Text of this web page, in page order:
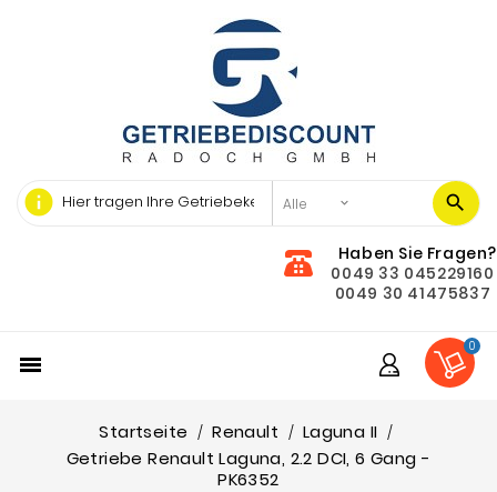
info
Haben Sie Fragen?
0049 33 045229160
0049 30 41475837

0
Startseite Renault
Laguna II
Getriebe Renault Laguna, 2.2 DCI, 6 Gang -
PK6352